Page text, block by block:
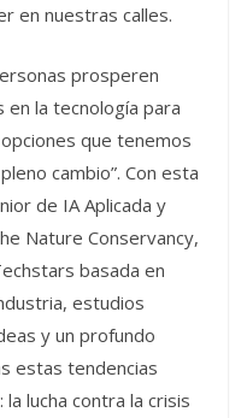
en nuestras calles.
prosperen
la tecnología para
que tenemos
cambio”. Con esta
de IA Aplicada y
Nature Conservancy,
basada en
estudios
y un profundo
estas tendencias
lucha contra la crisis